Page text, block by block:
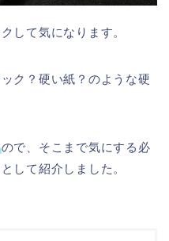
して気になります。
ク？硬い紙？のような硬
ので、そこまで気にする必
して紹介しました。